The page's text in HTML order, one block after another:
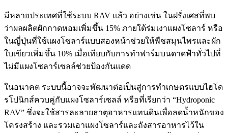
มีหลายประเทศที่ใช้ระบบ RAV แล้ว อย่างเช่น ในฝรั่งเศสที่พบ
ว่าผลผลิตผักกาดหอมเพิ่มขึ้น 15% ภายใต้ร่มเงาแผงโซลาร์ หรือ
ในญี่ปุ่นที่ใช้แผงโซลาร์แบบสองหน้าช่วยให้พืชสมุนไพรและผัก
ใบเขียวเพิ่มขึ้น 10% เมื่อเทียบกับการทำฟาร์มบนดาดฟ้าทั่วไปที่
ไม่มีแผงโซลาร์เซลล์ช่วยป้องกันแดด
ในอนาคต ระบบนี้อาจจะพัฒนาต่อเป็นสู่การทำเกษตรแบบไฮโด
รโปนิกส์ควบคู่กับแผงโซลาร์เซลล์ หรือที่เรียกว่า “Hydroponic
RAV” ซึ่งจะใช้สารละลายธาตุอาหารแทนดินเพื่อลดน้ำหนักของ
โครงสร้าง และรวมเอาแผงโซลาร์และถังสารอาหารไว้ใน